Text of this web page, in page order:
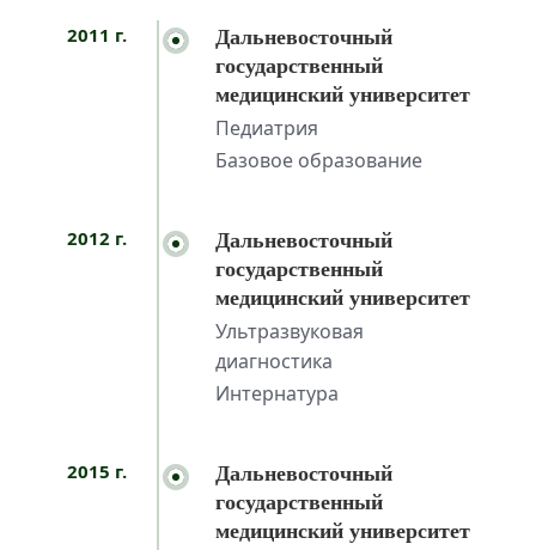
2011 г.
Дальневосточный
государственный
медицинский университет
Педиатрия
Базовое образование
2012 г.
Дальневосточный
государственный
медицинский университет
Ультразвуковая
диагностика
Интернатура
2015 г.
Дальневосточный
государственный
медицинский университет